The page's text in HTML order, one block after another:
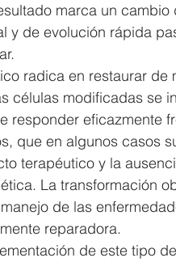
marca un
y de evolución rápida
radica en restaurar
células modificadas se
responder eficazmente
que en algunos casos
terapéutico y la
La transformación
de las
reparadora.
de este tipo